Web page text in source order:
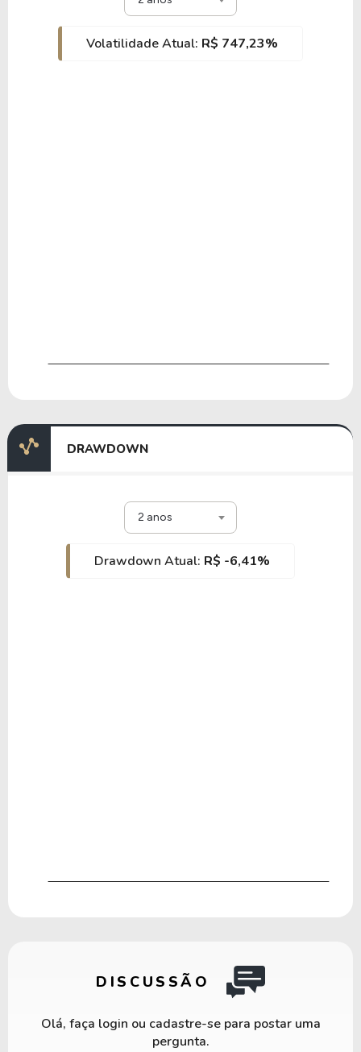
Volatilidade Atual: R$ 747,23%
DRAWDOWN
2 anos
Drawdown Atual: R$ -6,41%
DISCUSSÃO
Olá, faça login ou cadastre-se para postar uma
pergunta.